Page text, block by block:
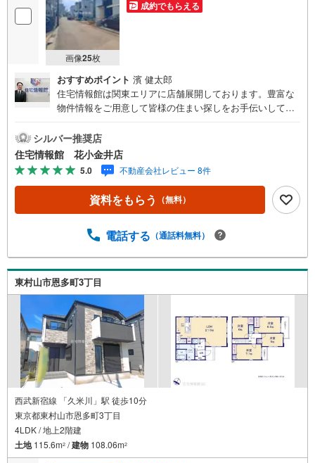
画像25枚
成約でもらえる
おすすめポイント 濱 健太郎
住宅情報館は関東エリアに店舗展開しております。豊富な
物件情報をご用意して皆様の住まい探しをお手伝いしてお
さい。【営業時間 10:00～19:00 火曜・水曜（祝日の場
合は営業いたします）】「資料請求」「内覧」のお問い合
わせは上記時間内ですとスムーズにご対応が可能です。ス
タッフ一同お客様のお問合せをお待ちしております。【住
宅ローン相談会】開催中無理のない住宅ローンの試算やご
購入の際にかかる諸費用の概算も行っております。しっか
気軽にご相談ください。お客様第一主義をモット-にお引越
実に努めさせて頂きます。住宅情報館にお越し頂けたら、
物件のご紹介だけではなく、お住まいの疑問、不安、お家
の事ならなんでもご相談いただけます。お客様の要望をお
伺いしながら誠心誠意、全力でサポートさせて頂きます。
お客様一人一人に合わせたライフプランのご提案をさせて
いただきます。お気軽にご相談ください。
シルバー推奨店
住宅情報館 花小金井店
5.0 不動産会社レビュー 8件
資料をもらう （無料）
電話する （通話料無料）
東村山市恩多町3丁目
西武新宿線 「久米川」駅 徒歩10分
東京都東村山市恩多町3丁目
4LDK / 地上2階建
土地115.6m2 /建物 108.06m2